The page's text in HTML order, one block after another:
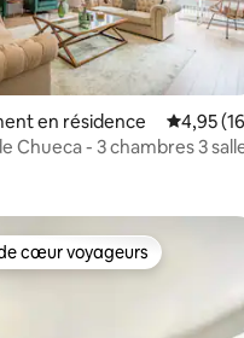
base de 361
en résidence
4,95
Chueca - 3 chambres 3
cœur voyageurs les plus
cœur voyageurs